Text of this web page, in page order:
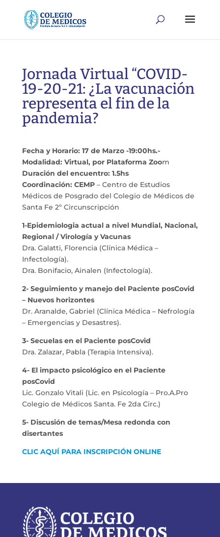
Jornada Virtual “COVID-
19-20-21: ¿La vacunación
representa el fin de la
pandemia?
Fecha y Horario: 17 de Marzo -19:00hs.-
Modalidad: Virtual, por Plataforma Zoom
Duración del encuentro: 1.5hs
Coordinación: CEMP– Centro de Estudios
Médicos de Posgrado del Colegio de Médicos de
Santa Fe 2º Circunscripción
1-Epidemiologia actual a nivel Mundial, Nacional,
Regional / Virología y Vacunas
Dra. Galatti, Florencia (Clínica Médica –
Infectología).
Dra. Bonifacio, Ainalen (Infectología).
2- Seguimiento y manejo del Paciente posCovid
– Nuevos horizontes
Dr. Aranalde, Gabriel (Clínica Médica – Nefrología
– Emergencias y Desastres).
3- Secuelas en el Paciente posCovid
Dra. Zalazar, Pabla (Terapia Intensiva).
4- El impacto psicológico en el Paciente
posCovid
Lic. Gonzalo Vitali (Lic. en Psicología – Pro.A.Pro
Colegio de Médicos Santa. Fe 2da Circ.)
5- Discusión de temas/Mesa redonda con
disertantes
CLIC AQUÍ PARA INSCRIPCIÓN ONLINE